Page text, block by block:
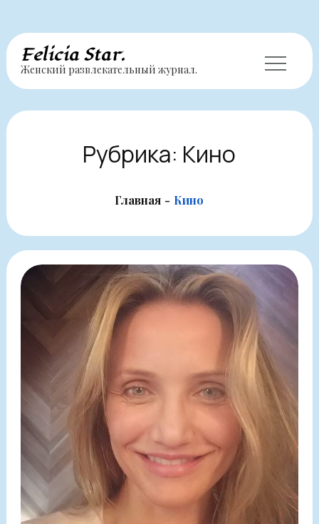
Перейти
содержимому
Felicia Star.
Женский развлекательный журнал.
Рубрика: Кино
Главная Кино